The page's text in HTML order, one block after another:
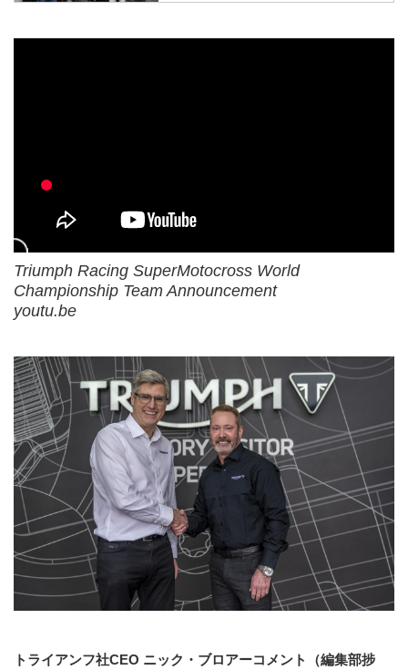
テストライダーに起用されている
クロスのレジェンドであるリッキ
ー・カーマイケルと、エンデュー
トライアンフ・ファクトリー...
Triumph Racing SuperMotocross World
Championship Team Announcement
youtu.be
トライアンフ社CEO ニック・ブロアーコメント（編集部捗